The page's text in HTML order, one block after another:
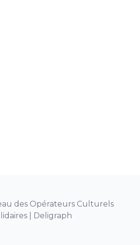
des Opérateurs Culturels
| Deligraph